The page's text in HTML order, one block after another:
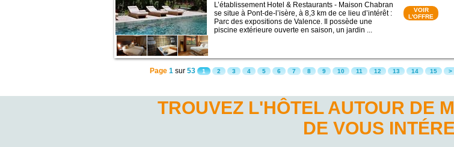
L’établissement Hotel & Restaurants - Maison Chabran
se situe à Pont-de-lʼisère, à 8,3 km de ce lieu d’intérêt :
Parc des expositions de Valence. Il possède une
piscine extérieure ouverte en saison, un jardin ...
VOIR
L'OFFRE
Page 1 sur53 1 2 3 4 5 6 7 8 9 10 11 12 13 14 15 >
TROUVEZ L'HÔTEL AUTOUR DE
DE VOUS